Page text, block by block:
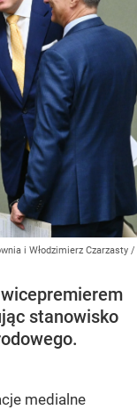
i Włodzimierz Czarzasty /
stanowisko
medialne